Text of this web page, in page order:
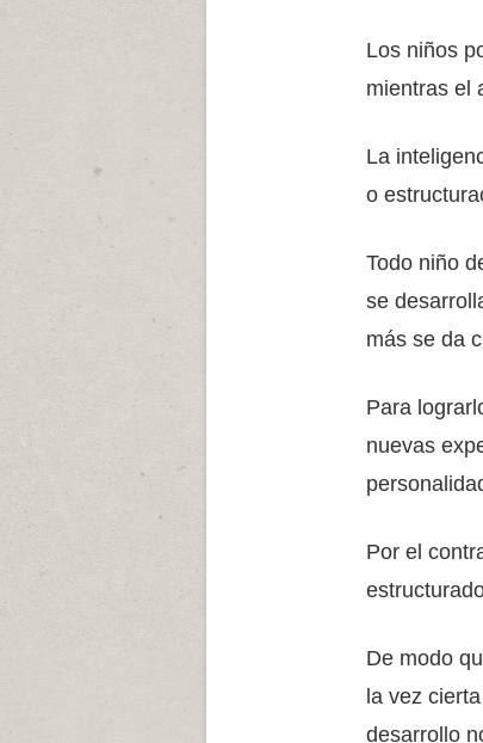
Los niños
mientras el
La
o
Todo niño
se
más se da
Para
nuevas
Por el
De modo
la vez
desarrollo